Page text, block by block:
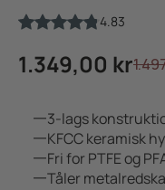
4.83
Salgspris
1.349,00 kr
3-lags
KFCC keramisk
Fri for PTFE og
Tåler